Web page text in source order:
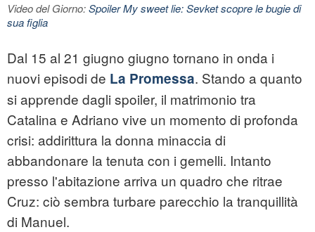
Video del Giorno:Spoiler My sweet lie: Sevket scopre le bugie di
sua figlia
Dal 15 al 21 giugno giugno tornano in onda i
nuovi episodi de La Promessa. Stando a quanto
si apprende dagli spoiler, il matrimonio tra
Catalina e Adriano vive un momento di profonda
crisi: addirittura la donna minaccia di
abbandonare la tenuta con i gemelli. Intanto
presso l'abitazione arriva un quadro che ritrae
Cruz: ciò sembra turbare parecchio la tranquillità
di Manuel.